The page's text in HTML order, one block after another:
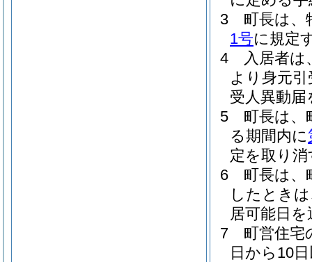
3
町長は、
1号に規定
4
入居者は
より身元
受人異動
5
町長は、
る期間内に
定を取り
6
町長は、
したとき
居可能日
7
町営住宅
日から10